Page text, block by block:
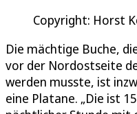
Copyright: Horst
Die mächtige Buche,
vor der Nordostseite
werden musste, ist
eine Platane. „Die ist